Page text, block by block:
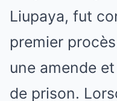
Liupaya, fut
premier
une amende
de prison.